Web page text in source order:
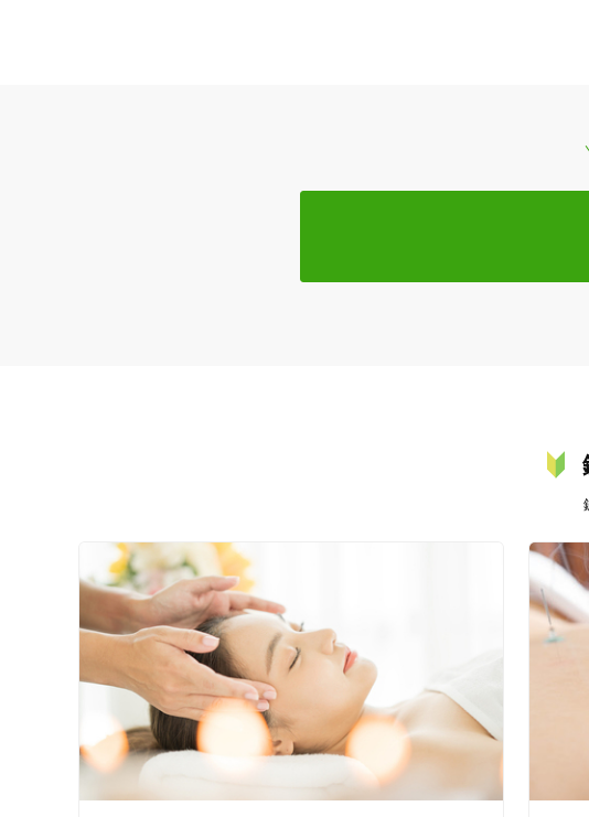
設備の特徴
キッズスペースあり バ
女性向けの特徴
女性スタッフ在籍
接客・サービスの特徴
鍼が初めての方でも安心して受けられます。